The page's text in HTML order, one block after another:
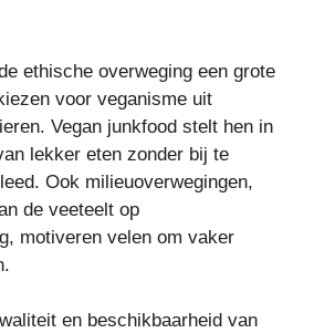
ethische overweging een grote
voor veganisme uit
Vegan junkfood stelt hen in
lekker eten zonder bij te
Ook milieuoverwegingen,
de veeteelt op
motiveren velen om vaker
en beschikbaarheid van